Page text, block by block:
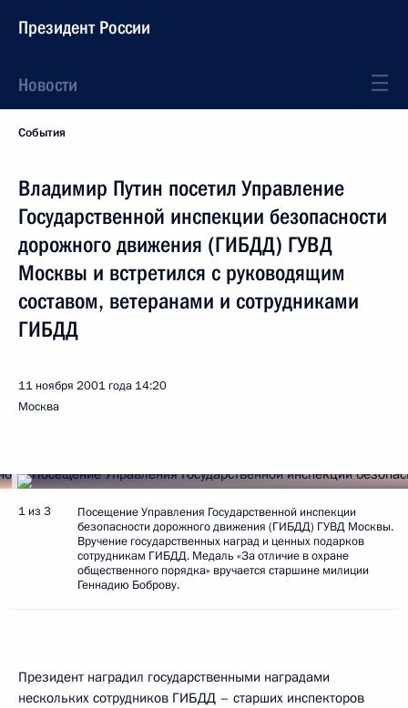
Президент России
Новости
События
Владимир Путин посетил Управление
Государственной инспекции безопасности
дорожного движения (ГИБДД) ГУВД
Москвы и встретился с руководящим
составом, ветеранами и сотрудниками
ГИБДД
11 ноября 2001 года 14:20
Москва
1 из 3
Посещение Управления Государственной инспекции
безопасности дорожного движения (ГИБДД) ГУВД Москвы.
Вручение государственных наград и ценных подарков
сотрудникам ГИБДД. Медаль «За отличие в охране
общественного порядка» вручается старшине милиции
Геннадию Боброву.
Президент наградил государственными наградами
нескольких сотрудников ГИБДД – старших инспекторов